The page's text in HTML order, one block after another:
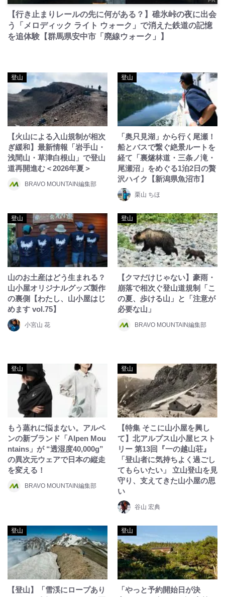
【行き止まりレールの先に何がある？】碓氷峠の夜に出会
う「メロディック ライト ウォーク」で消えた鉄道の記憶
を追体験【群馬県安中市「廃線ウォーク」】
登山
【火山による入山規制が相次
ぎ緩和】最新情報「岩手山・
浅間山・草津白根山」で登山
道再開進む＜2026年夏＞
BRAVO MOUNTAIN編集部
登山
「奥只見湖」から行く尾瀬！
船とバスで繋ぐ絶景ルートを
経て「裏燧林道・三条ノ滝・
尾瀬沼」をめぐる1泊2日の贅
沢ハイク【新潟県魚沼市】
栗山 ちほ
登山
山のお土産はどう生まれる？
山小屋オリジナルグッズ製作
の裏側【わたし、山小屋はじ
めます vol.75】
小宮山 花
登山
【クマだけじゃない】豪雨・
崩落で相次ぐ登山道規制「こ
の夏、歩ける山」と「注意が
必要な山」
BRAVO MOUNTAIN編集部
登山
もう蒸れに悩まない。アルペ
ンの新ブランド「Alpen Mou
ntains」が “透湿度40,000g”
の異次元ウェアで日本の縦走
を変える！
BRAVO MOUNTAIN編集部
登山
【特集 そこに山小屋を興し
て】北アルプス山小屋ヒスト
リー 第13回『一の越山荘』
「登山者に気持ちよく過ごし
てもらいたい」 立山登山を見
守り、支えてきた山小屋の思
い
谷山 宏典
登山
【登山】「雪渓にロープあり
登山
「やっと予約開始日が決